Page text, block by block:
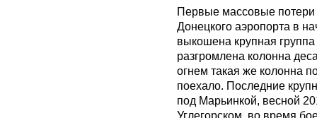
Первые массовые потери
Донецкого аэропорта в
выкошена крупная
разгромлена колонна
огнем такая же колонна
поехало. Последние
под Марьинкой, весной
Углегорском, во время